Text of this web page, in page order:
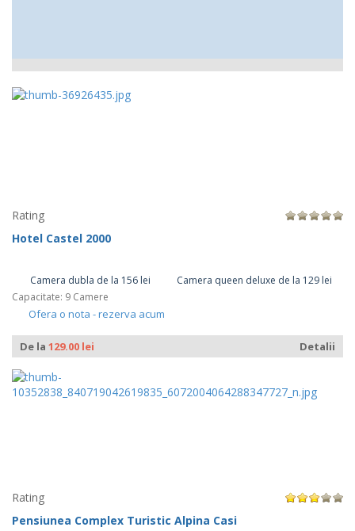
Rating
Hotel Castel 2000
Camera dubla de la 156 lei
Camera queen deluxe de la 129 lei
Capacitate: 9 Camere
Ofera o nota - rezerva acum
De la 129.00 lei Detalii
Rating
Pensiunea Complex Turistic Alpina Casi